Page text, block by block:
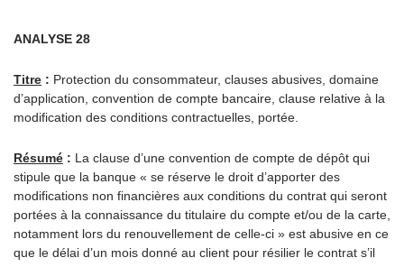
ANALYSE 28
Titre : Protection du consommateur, clauses abusives, domaine
d’application, convention de compte bancaire, clause relative à la
modification des conditions contractuelles, portée.
Résumé : La clause d’une convention de compte de dépôt qui
stipule que la banque « se réserve le droit d’apporter des
modifications non financières aux conditions du contrat qui seront
portées à la connaissance du titulaire du compte et/ou de la carte,
notamment lors du renouvellement de celle-ci » est abusive en ce
que le délai d’un mois donné au client pour résilier le contrat s’il